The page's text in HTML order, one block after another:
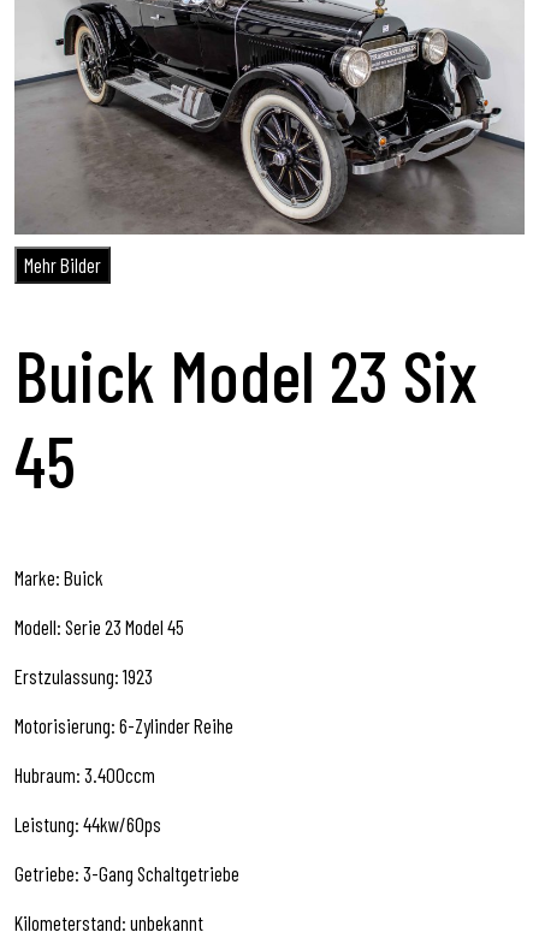
Mehr Bilder
Buick Model 23 Six
45
Marke: Buick
Modell: Serie 23 Model 45
Erstzulassung: 1923
Motorisierung: 6-Zylinder Reihe
Hubraum: 3.400ccm
Leistung: 44kw/60ps
Getriebe: 3-Gang Schaltgetriebe
Kilometerstand: unbekannt